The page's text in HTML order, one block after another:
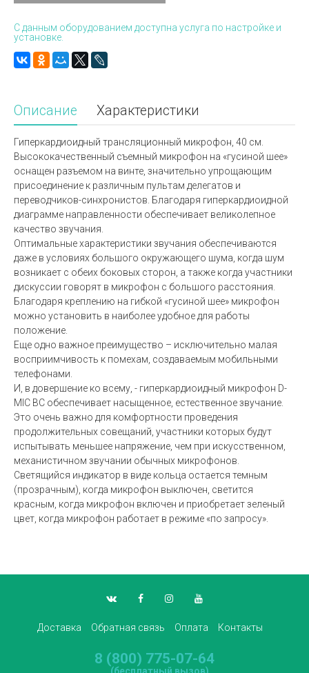
С данным оборудованием доступна услуга по настройке и
установке.
Описание Характеристики
Гиперкардиоидный трансляционный микрофон, 40 см.
Высококачественный съемный микрофон на «гусиной шее»
оснащен разъемом на винте, значительно упрощающим
присоединение к различным пультам делегатов и
переводчиков-синхронистов. Благодаря гиперкардиоидной
диаграмме направленности обеспечивает великолепное
качество звучания.
Оптимальные характеристики звучания обеспечиваются
даже в условиях большого окружающего шума, когда шум
возникает с обеих боковых сторон, а также когда участники
дискуссии говорят в микрофон с большого расстояния.
Благодаря креплению на гибкой «гусиной шее» микрофон
можно установить в наиболее удобное для работы
положение.
Еще одно важное преимущество – исключительно малая
восприимчивость к помехам, создаваемым мобильными
телефонами.
И, в довершение ко всему, - гиперкардиоидный микрофон D-
MIC BC обеспечивает насыщенное, естественное звучание.
Это очень важно для комфортности проведения
продолжительных совещаний, участники которых будут
испытывать меньшее напряжение, чем при искусственном,
механистичном звучании обычных микрофонов.
Светящийся индикатор в виде кольца остается темным
(прозрачным), когда микрофон выключен, светится
красным, когда микрофон включен и приобретает зеленый
цвет, когда микрофон работает в режиме «по запросу».
Доставка Обратная связь Оплата Контакты
8 (800) 775-07-64